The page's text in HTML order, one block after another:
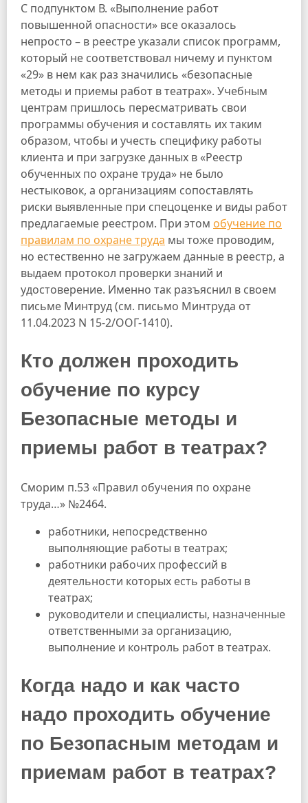
С подпунктом В. «Выполнение работ
повышенной опасности» все оказалось
непросто – в реестре указали список программ,
который не соответствовал ничему и пунктом
«29» в нем как раз значились «безопасные
методы и приемы работ в театрах». Учебным
центрам пришлось пересматривать свои
программы обучения и составлять их таким
образом, чтобы и учесть специфику работы
клиента и при загрузке данных в «Реестр
обученных по охране труда» не было
нестыковок, а организациям сопоставлять
риски выявленные при спецоценке и виды работ
предлагаемые реестром. При этом обучение по
правилам по охране труда мы тоже проводим,
но естественно не загружаем данные в реестр, а
выдаем протокол проверки знаний и
удостоверение. Именно так разъяснил в своем
письме Минтруд (см. письмо Минтруда от
11.04.2023 N 15-2/ООГ-1410).
Кто должен проходить
обучение по курсу
Безопасные методы и
приемы работ в театрах?
Сморим п.53 «Правил обучения по охране
труда…» №2464.
работники, непосредственно
выполняющие работы в театрах;
работники рабочих профессий в
деятельности которых есть работы в
театрах;
руководители и специалисты, назначенные
ответственными за организацию,
выполнение и контроль работ в театрах.
Когда надо и как часто
надо проходить обучение
по Безопасным методам и
приемам работ в театрах?